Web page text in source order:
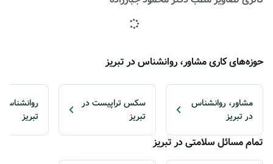
حوزه‌های کاری مشاور، روانشناس در تبریز
مشاور، روانشناس
در تبریز
سکس تراپیست در
تبریز
تبریز
تمام مسائل سلامتی در تبریز